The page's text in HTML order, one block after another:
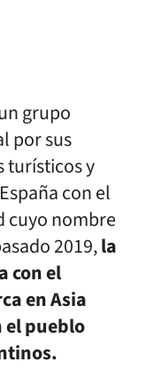
grupo
por sus
turísticos y
con el
cuyo nombre
2019,la
con el
en Asia
el pueblo